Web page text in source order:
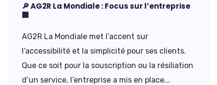
🔎 AG2R La Mondiale : Focus sur l’entreprise
🏢
AG2R La Mondiale met l’accent sur
l’accessibilité et la simplicité pour ses clients.
Que ce soit pour la souscription ou la résiliation
d’un service, l’entreprise a mis en place...